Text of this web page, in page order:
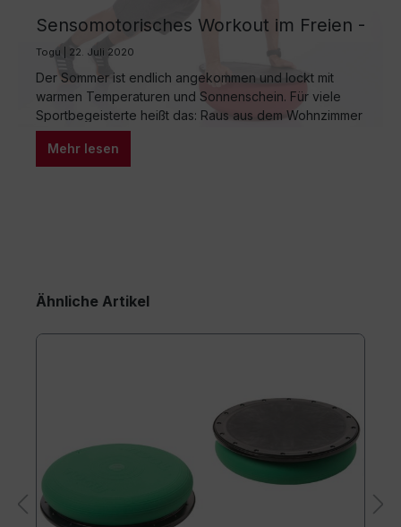
Sensomotorisches Workout im Freien -
Outdoor-Zirkeltraining mit den TOGU
Produkten
Togu | 22. Juli 2020
Der Sommer ist endlich angekommen und lockt mit
warmen Temperaturen und Sonnenschein. Für viele
Sportbegeisterte heißt das: Raus aus dem Wohnzimmer
und rein in die Natur. Doch wie soll man sein Workout im
Freien am besten umsetzen, um sowohl Ausdauer,
Kraft, Beweglichkeit und Koordination zu trainieren? Die
Mehr lesen
Ähnliche Artikel